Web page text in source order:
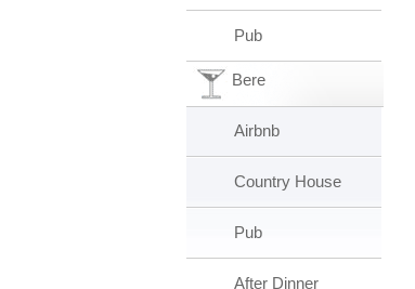
Pub
Bere
Airbnb
Country House
Pub
After Dinner